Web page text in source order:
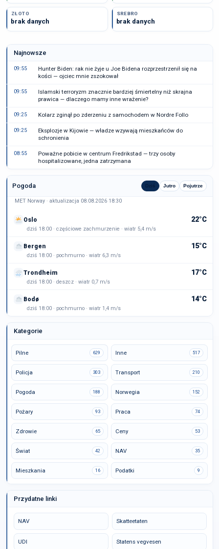
ZŁOTO
brak danych
SREBRO
brak danych
Najnowsze
09:55
Hunter Biden: rak nie żyje u Joe Bidena rozprzestrzenił się na
kości — ojciec mnie zszokował
09:55
Islamski terroryzm znacznie bardziej śmiertelny niż skrajna
prawica — dlaczego mamy inne wrażenie?
09:25 Kolarz zginął po zderzeniu z samochodem w Nordre Follo
09:25
Eksplozje w Kijowie — władze wzywają mieszkańców do
schronienia
08:55
Poważne pobicie w centrum Fredrikstad — trzy osoby
hospitalizowane, jedna zatrzymana
Pogoda Dziś Jutro Pojutrze
MET Norway · aktualizacja 08.08.2026 18:30
Oslo 22°C
dziś 18:00 · częściowe zachmurzenie · wiatr 5,4 m/s
Bergen 15°C
dziś 18:00 · pochmurno · wiatr 6,3 m/s
Trondheim 17°C
dziś 18:00 · deszcz · wiatr 0,7 m/s
Bodø 14°C
dziś 18:00 · pochmurno · wiatr 1,4 m/s
Kategorie
Pilne 629 Inne 517
Policja 303 Transport 210
Pogoda 188 Norwegia 152
Pożary 93 Praca 74
Zdrowie 65 Ceny 53
Świat 42 NAV 35
Mieszkania 16 Podatki 9
Przydatne linki
NAV Skatteetaten
UDI Statens vegvesen